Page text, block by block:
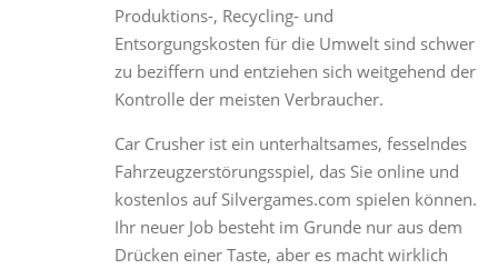
Produktions-, Recycling- und
Entsorgungskosten für die Umwelt sind schwer
zu beziffern und entziehen sich weitgehend der
Kontrolle der meisten Verbraucher.
Car Crusher ist ein unterhaltsames, fesselndes
Fahrzeugzerstörungsspiel, das Sie online und
kostenlos auf Silvergames.com spielen können.
Ihr neuer Job besteht im Grunde nur aus dem
Drücken einer Taste, aber es macht wirklich